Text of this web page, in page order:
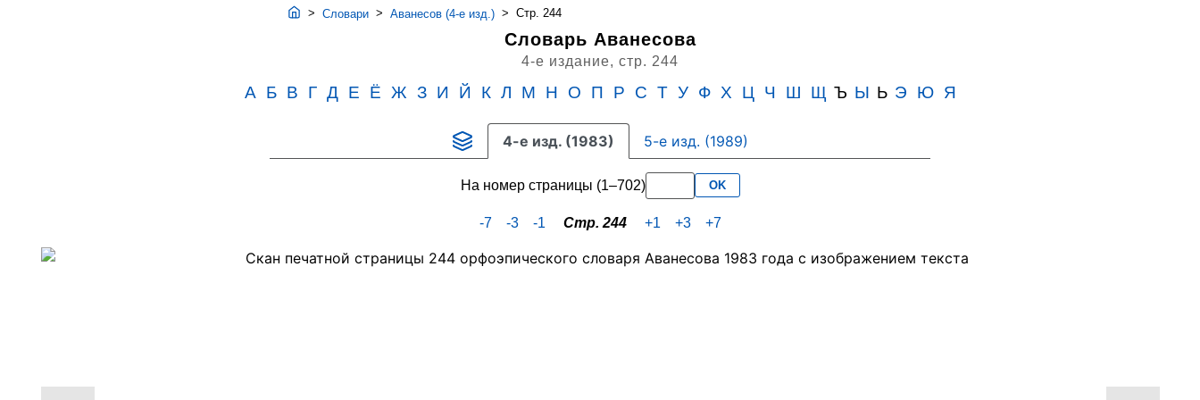
> Словари > Аванесов (4-е изд.) > Стр. 244
Словарь Аванесова
4-е издание, стр. 244
А Б В Г Д Е Ё Ж З И Й К Л М Н О П Р С Т У Ф Х Ц Ч Ш Щ Ъ Ы Ь Э Ю Я
4-е изд. (1983) 5-е изд. (1989)
На номер страницы (1–702) OK
-7 -3 -1 Стр. 244 +1 +3 +7
Скан